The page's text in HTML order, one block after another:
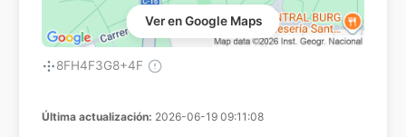
Ver en Google Maps
8FH4F3G8+4F
Última actualización: 2026-06-19 09:11:08